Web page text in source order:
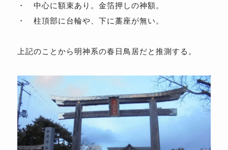
・ 中心に額束あり。金箔押しの神額。
・ 柱頂部に台輪や、下に藁座が無い。
上記のことから明神系の春日鳥居だと推測する。